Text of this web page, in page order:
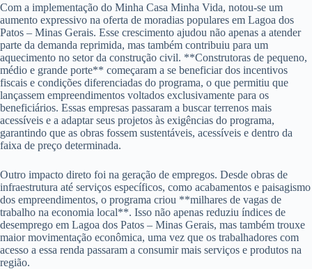
Com a implementação do Minha Casa Minha Vida, notou-se um
aumento expressivo na oferta de moradias populares em Lagoa dos
Patos – Minas Gerais. Esse crescimento ajudou não apenas a atender
parte da demanda reprimida, mas também contribuiu para um
aquecimento no setor da construção civil. **Construtoras de pequeno,
médio e grande porte** começaram a se beneficiar dos incentivos
fiscais e condições diferenciadas do programa, o que permitiu que
lançassem empreendimentos voltados exclusivamente para os
beneficiários. Essas empresas passaram a buscar terrenos mais
acessíveis e a adaptar seus projetos às exigências do programa,
garantindo que as obras fossem sustentáveis, acessíveis e dentro da
faixa de preço determinada.
Outro impacto direto foi na geração de empregos. Desde obras de
infraestrutura até serviços específicos, como acabamentos e paisagismo
dos empreendimentos, o programa criou **milhares de vagas de
trabalho na economia local**. Isso não apenas reduziu índices de
desemprego em Lagoa dos Patos – Minas Gerais, mas também trouxe
maior movimentação econômica, uma vez que os trabalhadores com
acesso a essa renda passaram a consumir mais serviços e produtos na
região.